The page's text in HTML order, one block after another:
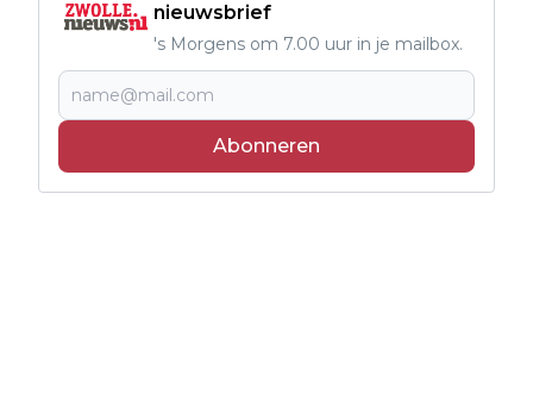
nieuwsbrief
's Morgens om 7.00 uur in je mailbox.
Abonneren